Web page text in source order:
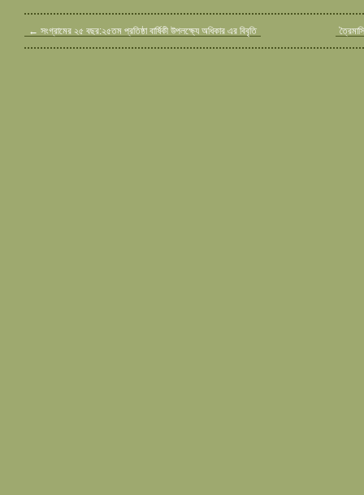
← সংগ্রামের ২৫ বছর:২৫তম প্রতিষ্ঠা বার্ষিকী উপলক্ষ্যে অধিকার এর বিবৃতি